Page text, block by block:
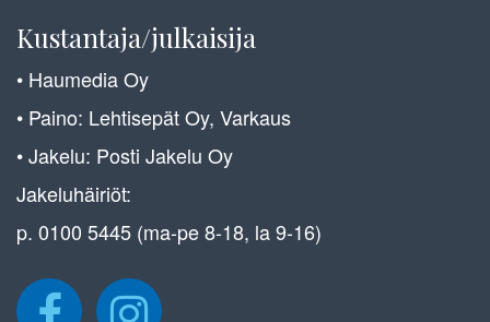
Kustantaja/julkaisija
• Haumedia Oy
• Paino: Lehtisepät Oy, Varkaus
• Jakelu: Posti Jakelu Oy
Jakeluhäiriöt:
p. 0100 5445 (ma-pe 8-18, la 9-16)